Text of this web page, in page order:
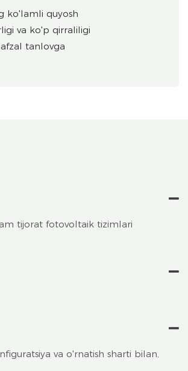
ko'lamli quyosh
va ko'p qirraliligi
tanlovga
tijorat fotovoltaik tizimlari
va o'rnatish sharti bilan,